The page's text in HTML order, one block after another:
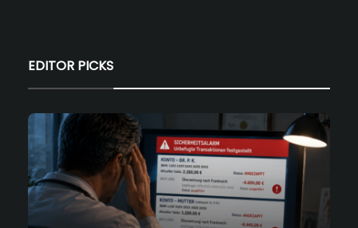
EDITOR PICKS